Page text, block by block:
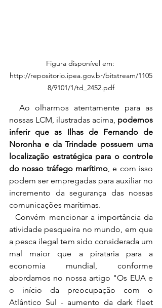
Figura disponível em:
http://repositorio.ipea.gov.br/bitstream/1105
8/9101/1/td_2452.pdf
nossas LCM, ilustradas acima, podemos
inferir que as Ilhas de Fernando de
Noronha e da Trindade possuem uma
localização estratégica para o controle
do nosso tráfego marítimo, e com isso
podem ser empregadas para auxiliar no
incremento da segurança das nossas
comunicações marítimas.
  Convém mencionar a importância da
atividade pesqueira no mundo, em que
a pesca ilegal tem sido considerada um
mal maior que a pirataria para a
economia mundial, conforme
abordamos no nossa artigo "Os EUA e
o início da preocupação com o
Atlântico Sul - aumento da dark fleet